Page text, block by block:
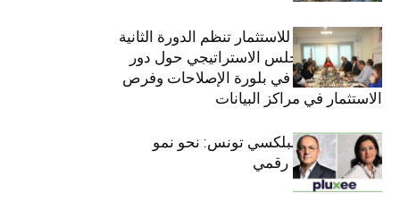
الهيئة التونسية للاستثمار تنظم الدورة الثانية
والعشرين للمجلس الاستراتيجي حول دور
القطاع الخاص في بلورة الإصلاحات وفرص
الاستثمار في مراكز البيانات
قيادة مزدوجة لبلكسي تونس: نحو نمو
متسارع وتحول رقمي